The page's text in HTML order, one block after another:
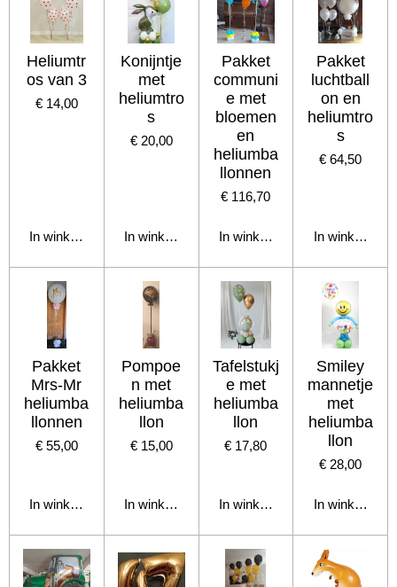
Heliumtr
os van 3
€ 14,00
In winkelwagen
Konijntje
met
heliumtro
s
€ 20,00
In winkelwagen
Pakket
communi
e met
bloemen
en
heliumba
llonnen
€ 116,70
In winkelwagen
Pakket
luchtball
on en
heliumtro
s
€ 64,50
In
Pakket
Mrs-Mr
heliumba
llonnen
€ 55,00
In winkelwagen
Pompoe
n met
heliumba
llon
€ 15,00
In winkelwagen
Tafelstukj
e met
heliumba
llon
€ 17,80
In winkelwagen
Smiley
mannetje
met
heliumba
llon
€ 28,00
In